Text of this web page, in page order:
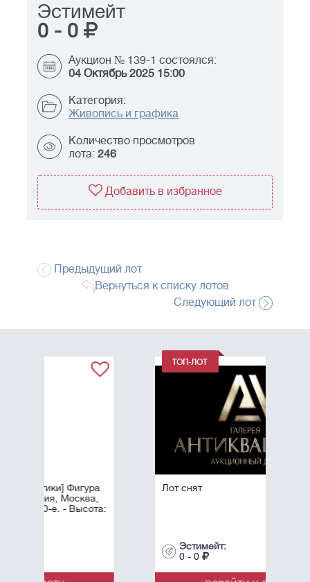
Эстимейт
0 - 0
Аукцион № 139-1 состоялся:
04 Октябрь 2025 15:00
Категория:
Живопись и графика
Количество просмотров
лота: 246
Добавить в избранное
Предыдущий лот
Вернуться к списку лотов
Следующий лот
Лот снят